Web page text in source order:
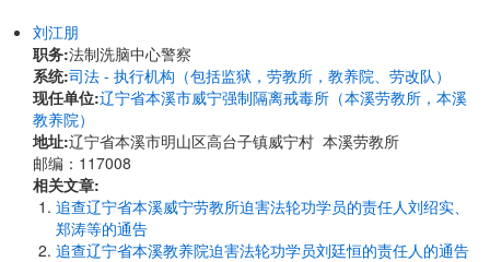
刘江朋
职务:法制洗脑中心警察
系统:司法 - 执行机构（包括监狱，劳教所，教养院、劳改队）
现任单位:辽宁省本溪市威宁强制隔离戒毒所（本溪劳教所，本溪
教养院）
地址:辽宁省本溪市明山区高台子镇威宁村 本溪劳教所
邮编：117008
相关文章:
追查辽宁省本溪威宁劳教所迫害法轮功学员的责任人刘绍实、
郑涛等的通告
追查辽宁省本溪教养院迫害法轮功学员刘廷恒的责任人的通告